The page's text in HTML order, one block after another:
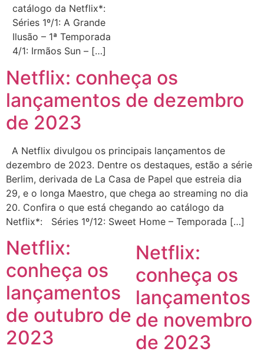
catálogo da Netflix*:
Séries 1º/1: A Grande
Ilusão – 1ª Temporada
4/1: Irmãos Sun – […]
Netflix: conheça os
lançamentos de dezembro
de 2023
A Netflix divulgou os principais lançamentos de
dezembro de 2023. Dentre os destaques, estão a série
Berlim, derivada de La Casa de Papel que estreia dia
29, e o longa Maestro, que chega ao streaming no dia
20. Confira o que está chegando ao catálogo da
Netflix*: Séries 1º/12: Sweet Home – Temporada […]
Netflix:
conheça os
lançamentos
de novembro
de 2023
Netflix:
conheça os
lançamentos
de outubro de
2023